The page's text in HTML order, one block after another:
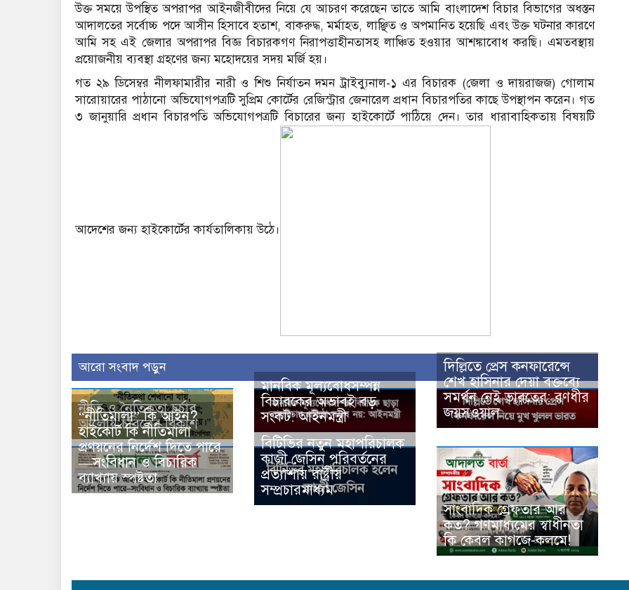
উক্ত সময়ে উপস্থিত অপরাপর আইনজীবীদের নিয়ে যে আচরণ করেছেন তাতে আমি বাংলাদেশ বিচার বিভাগের অধস্তন
আদালতের সর্বোচ্চ পদে আসীন হিসাবে হতাশ, বাকরুদ্ধ, মর্মাহত, লাঞ্ছিত ও অপমানিত হয়েছি এবং উক্ত ঘটনার কারণে
আমি সহ এই জেলার অপরাপর বিজ্ঞ বিচারকগণ নিরাপত্তাহীনতাসহ লাঞ্চিত হওয়ার আশঙ্কাবোধ করছি। এমতবস্থায়
প্রয়োজনীয় ব্যবস্থা গ্রহণের জন্য মহোদয়ের সদয় মর্জি হয়।
গত ২৯ ডিসেম্বর নীলফামারীর নারী ও শিশু নির্যাতন দমন ট্রাইব্যুনাল-১ এর বিচারক (জেলা ও দায়রাজজ) গোলাম
সারোয়ারের পাঠানো অভিযোগপত্রটি সুপ্রিম কোর্টের রেজিস্ট্রার জেনারেল প্রধান বিচারপতির কাছে উপস্থাপন করেন। গত
৩ জানুয়ারি প্রধান বিচারপতি অভিযোগপত্রটি বিচারের জন্য হাইকোর্টে পাঠিয়ে দেন। তার ধারাবাহিকতায় বিষয়টি
আদেশের জন্য হাইকোর্টের কার্যতালিকায় উঠে।
আরো সংবাদ পড়ুন
নীতি ও নৈতিকতা চর্চার
আলোয় চরিত্রের বিকাশ
মানবিক মূল্যবোধসম্পন্ন
বিচারকের অভাবই বড়
সংকট: আইনমন্ত্রী
দিল্লিতে প্রেস কনফারেন্সে
শেখ হাসিনার দেয়া বক্তব্যে
সমর্থন নেই ভারতের: রণধীর
জয়সওয়াল
“নীতিমালা” কি আইন?
হাইকোর্ট কি নীতিমালা
প্রণয়নের নির্দেশ দিতে পারে
—সংবিধান ও বিচারিক
ব্যাখ্যায় স্পষ্টতা
বিটিভির নতুন মহাপরিচালক
কাজী জেসিন পরিবর্তনের
প্রত্যাশায় রাষ্ট্রীয়
সম্প্রচারমাধ্যম
সাংবাদিক গ্রেফতার আর
কত? গণমাধ্যমের স্বাধীনতা
কি কেবল কাগজে-কলমে!